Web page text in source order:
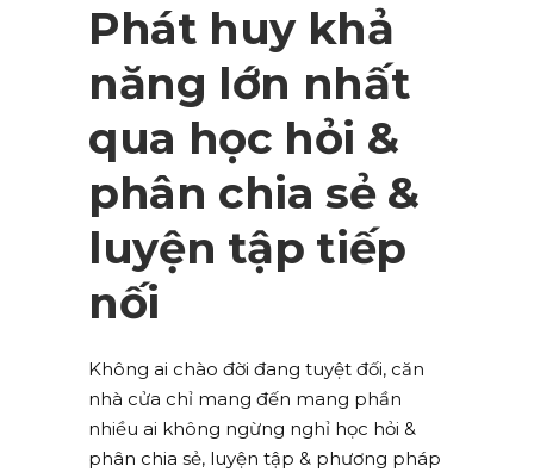
Phát huy khả
năng lớn nhất
qua học hỏi &
phân chia sẻ &
luyện tập tiếp
nối
Không ai chào đời đang tuyệt đối, căn
nhà cửa chỉ mang đến mang phần
nhiều ai không ngừng nghỉ học hỏi &
phân chia sẻ, luyện tập & phương pháp